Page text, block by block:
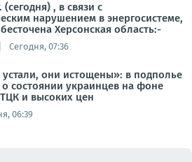
(сегодня) , в связи с
нарушением в энергосистеме,
Херсонская область:-
Сегодня, 07:36
они истощены»: в подполье
о состоянии украинцев на фоне
и высоких цен
06:39